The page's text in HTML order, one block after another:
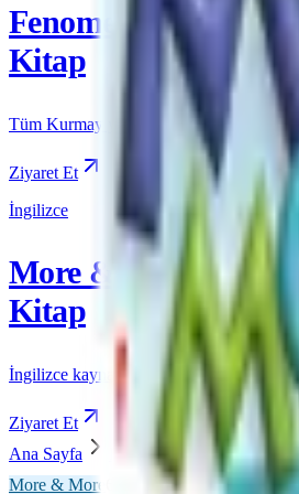
Fenomen
Kitap
Tüm Kurmay yayınları için resmi satış
Ziyaret Et
İngilizce
More & More
Kitap
İngilizce kaynakları için resmi satış
Ziyaret Et
Ana Sayfa
More & More 6. Sınıf
More & More
Önizleme Mevcut